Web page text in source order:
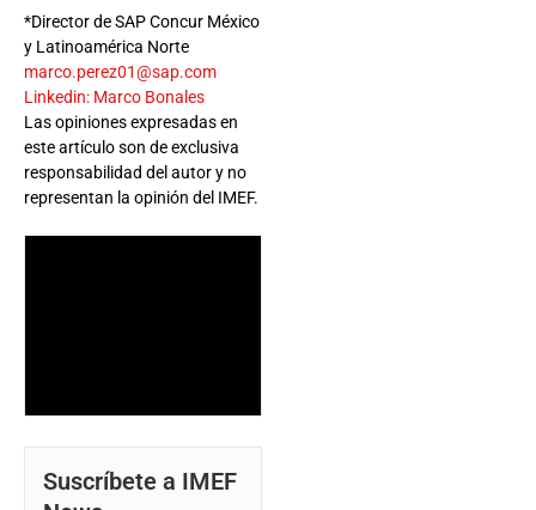
*Director de SAP Concur México
y Latinoamérica Norte
marco.perez01@sap.com
Linkedin: Marco Bonales
Las opiniones expresadas en
este artículo son de exclusiva
responsabilidad del autor y no
representan la opinión del IMEF.
Suscríbete a IMEF